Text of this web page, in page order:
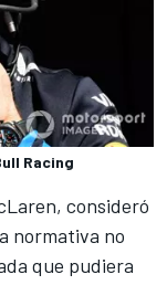
Racing
, consideró
normativa no
que pudiera